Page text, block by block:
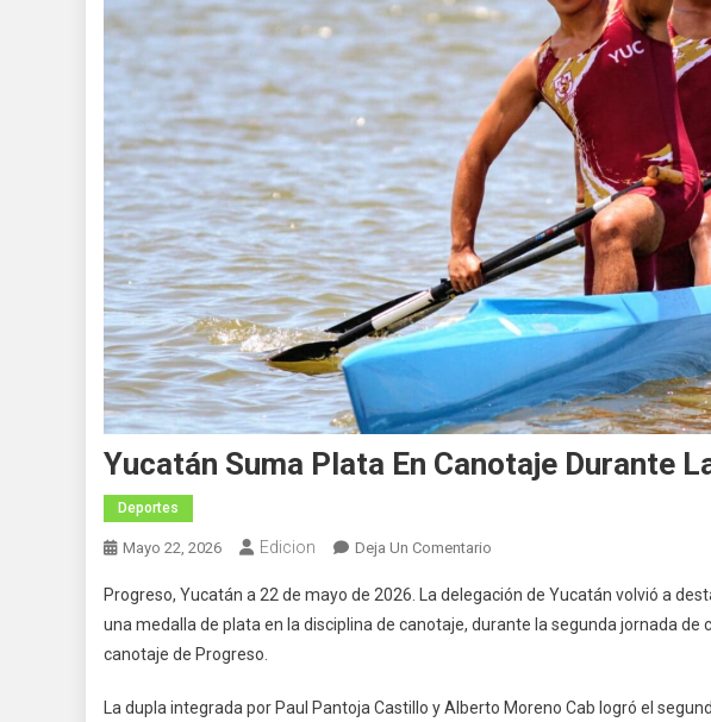
Yucatán Suma Plata En Canotaje Durante
Deportes
Mayo 22, 2026 Edicion Deja Un Comentario
Suma
Plata
Durante
Progreso, Yucatán a 22 de mayo de 2026. La delegación de Yucatán volvió a
una medalla de plata en la disciplina de canotaje, durante la segunda jornada
canotaje de Progreso.
La dupla integrada por Paul Pantoja Castillo y Alberto Moreno Cab logró el